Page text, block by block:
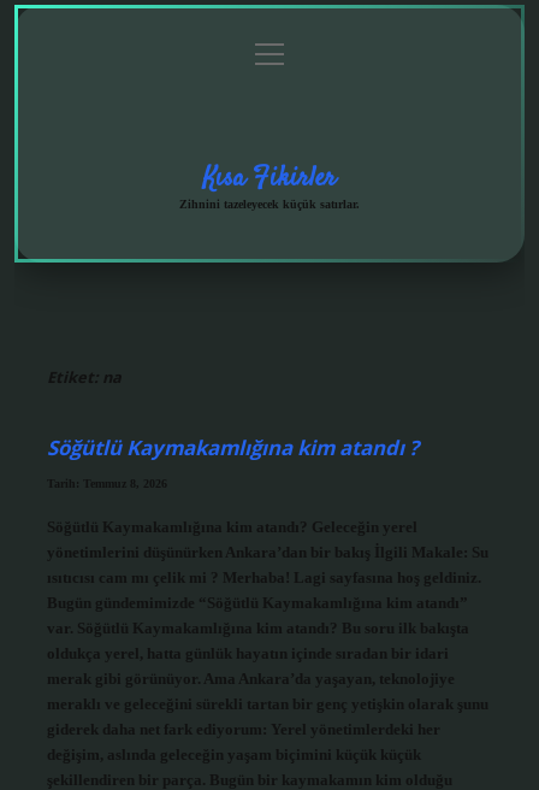
menüyü
aç
Kısa Fikirler
Zihnini tazeleyecek küçük satırlar.
Etiket: na
Söğütlü Kaymakamlığına kim atandı ?
Tarih: Temmuz 8, 2026
Söğütlü Kaymakamlığına kim atandı? Geleceğin yerel
yönetimlerini düşünürken Ankara’dan bir bakış İlgili Makale: Su
ısıtıcısı cam mı çelik mi ? Merhaba! Lagi sayfasına hoş geldiniz.
Bugün gündemimizde “Söğütlü Kaymakamlığına kim atandı”
var. Söğütlü Kaymakamlığına kim atandı? Bu soru ilk bakışta
oldukça yerel, hatta günlük hayatın içinde sıradan bir idari
merak gibi görünüyor. Ama Ankara’da yaşayan, teknolojiye
meraklı ve geleceğini sürekli tartan bir genç yetişkin olarak şunu
giderek daha net fark ediyorum: Yerel yönetimlerdeki her
değişim, aslında geleceğin yaşam biçimini küçük küçük
şekillendiren bir parça. Bugün bir kaymakamın kim olduğu